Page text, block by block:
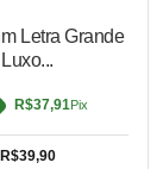
Letra Grande
Luxo...
R$37,91Pix
R$39,90